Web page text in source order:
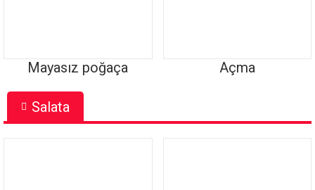
Mayasız poğaça Açma
Salata